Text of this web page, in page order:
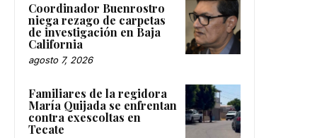
Coordinador Buenrostro
niega rezago de carpetas
de investigación en Baja
California
agosto 7, 2026
Familiares de la regidora
María Quijada se enfrentan
contra exescoltas en
Tecate